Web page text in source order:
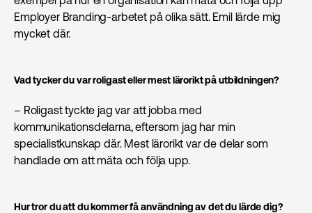
Employer Branding-arbetet på olika sätt. Emil lärde mig
mycket där.
Vad tycker du var roligast eller mest lärorikt på utbildningen?
– Roligast tyckte jag var att jobba med
kommunikationsdelarna, eftersom jag har min
specialistkunskap där. Mest lärorikt var de delar som
handlade om att mäta och följa upp.
Hur tror du att du kommer få användning av det du lärde dig?